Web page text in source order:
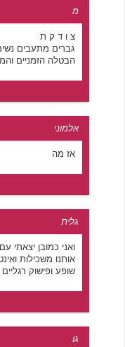
מ
צ ו ד ק ת
גברים מתעבים
הבטלה הזמניים
אלמוני
אז מה
גלית
ואני כמובן
אותנו משכילות
שופע ופישוק
גו